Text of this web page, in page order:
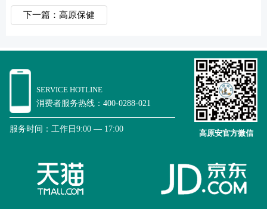
下一篇：高原保健
SERVICE HOTLINE
消费者服务热线：400-0288-021
服务时间：工作日9:00 — 17:00 高原安官方微信